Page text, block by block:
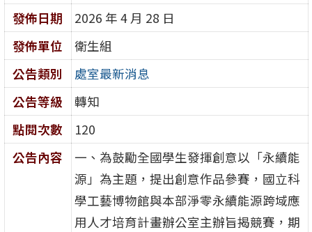
發佈日期
2026 年 4 月 28 日
發佈單位
衛生組
公告類別
處室最新消息
公告等級
轉知
點閱次數
120
公告內容
一、為鼓勵全國學生發揮創意以「永續能
源」為主題，提出創意作品參賽，國立科
學工藝博物館與本部淨零永續能源跨域應
用人才培育計畫辦公室主辦旨揭競賽，期